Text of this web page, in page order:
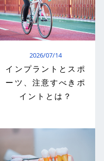
2026/07/14
インプラントとスポ
ーツ、注意すべきポ
イントとは？